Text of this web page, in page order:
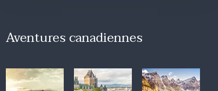
Aventures canadiennes